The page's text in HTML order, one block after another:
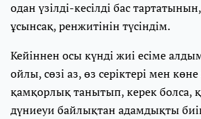
одан үзілді-кесілді бас
ұсынсақ, ренжитінін түсіндім.
Кейіннен осы күнді жиі есіме
ойлы, сөзі аз, өз серіктері мен
қамқорлық танытып, керек болса,
дүниеуи байлықтан адамдықты